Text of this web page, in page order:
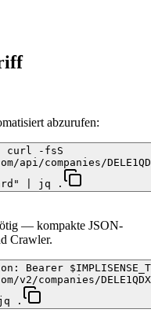
abzurufen:
curl -fsS
companies/
| jq .
— kompakte JSON-
Crawler.
companies/
.